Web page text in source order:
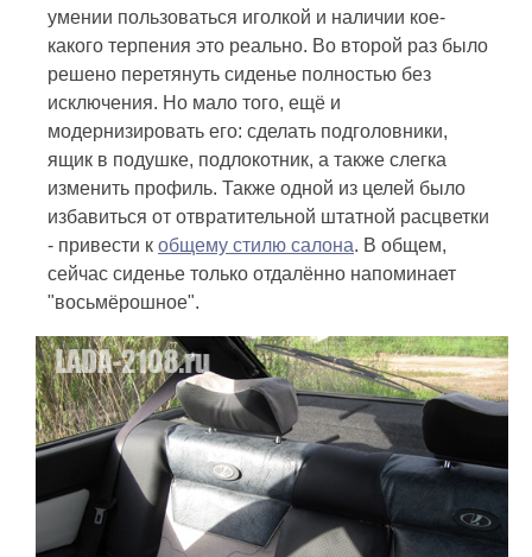
умении пользоваться иголкой и наличии кое-
какого терпения это реально. Во второй раз было
решено перетянуть сиденье полностью без
исключения. Но мало того, ещё и
модернизировать его: сделать подголовники,
ящик в подушке, подлокотник, а также слегка
изменить профиль. Также одной из целей было
избавиться от отвратительной штатной расцветки
- привести к общему стилю салона. В общем,
сейчас сиденье только отдалённо напоминает
"восьмёрошное".